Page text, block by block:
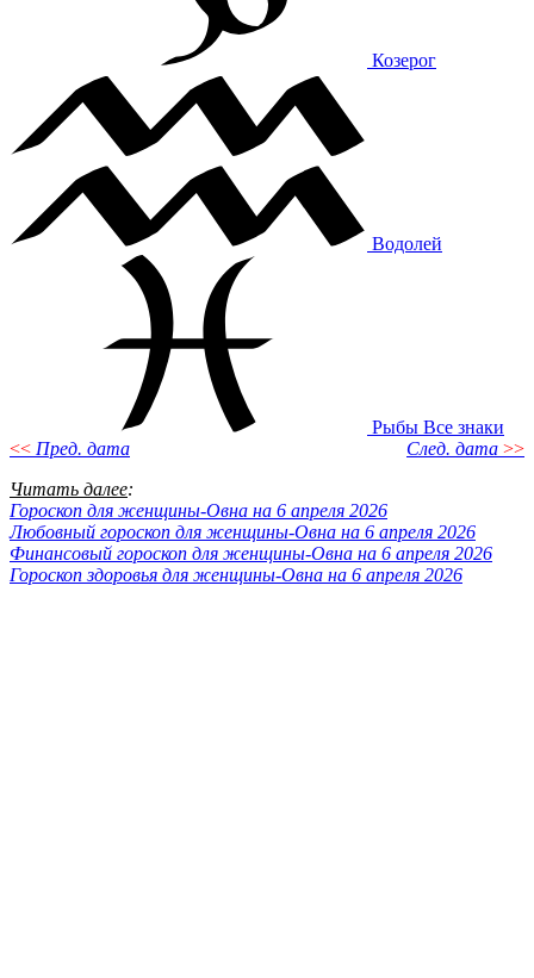
Козерог
Водолей
Рыбы Все знаки
<< Пред. дата След. дата >>
Читать далее:
Гороскоп для женщины-Овна на 6 апреля 2026
Любовный гороскоп для женщины-Овна на 6 апреля 2026
Финансовый гороскоп для женщины-Овна на 6 апреля 2026
Гороскоп здоровья для женщины-Овна на 6 апреля 2026